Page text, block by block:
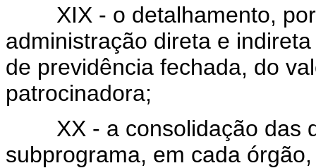
XIX - o detalhamento, por
administração direta e
de previdência fechada, do
patrocinadora;
XX - a consolidação das
subprograma, em cada